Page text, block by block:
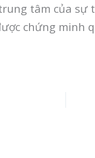
tâm của
chứng minh